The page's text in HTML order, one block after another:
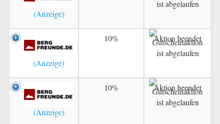
10% Aktion beendet
10% Aktion beendet